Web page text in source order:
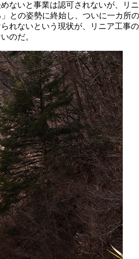
いと事業は認可されないが、リ
との姿勢に終始し、ついに一カ所
ないという現状が、リニア工事
のだ。